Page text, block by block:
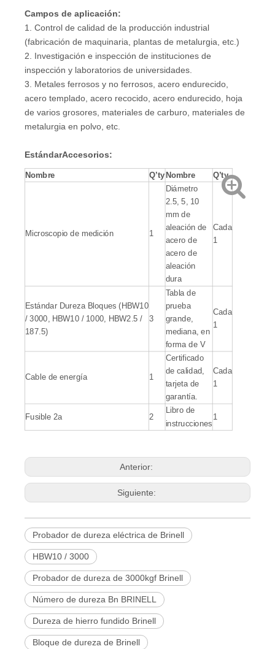
Campos de aplicación:
1. Control de calidad de la producción industrial
(fabricación de maquinaria, plantas de metalurgia, etc.)
2. Investigación e inspección de instituciones de
inspección y laboratorios de universidades.
3. Metales ferrosos y no ferrosos, acero endurecido,
acero templado, acero recocido, acero endurecido, hoja
de varios grosores, materiales de carburo, materiales de
metalurgia en polvo, etc.
EstándarAccesorios:
Nombre Q’ty Nombre Q’ty
Microscopio de medición 1
Diámetro
2.5, 5, 10
mm de
aleación de
acero de
acero de
aleación
dura
Cada
1
Estándar Dureza Bloques (HBW10
/ 3000, HBW10 / 1000, HBW2.5 /
187.5)
3
Tabla de
prueba
grande,
mediana, en
forma de V
Cada
1
Cable de energía 1
Certificado
de calidad,
tarjeta de
garantía.
Cada
1
Fusible 2a 2
Libro de
instrucciones
1
Anterior:
Siguiente:
Probador de dureza eléctrica de Brinell
HBW10 / 3000
Probador de dureza de 3000kgf Brinell
Número de dureza Bn BRINELL
Dureza de hierro fundido Brinell
Bloque de dureza de Brinell